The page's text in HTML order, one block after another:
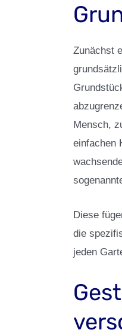
Zunächst
Mensch,
einfachen
Diese
die
jeden